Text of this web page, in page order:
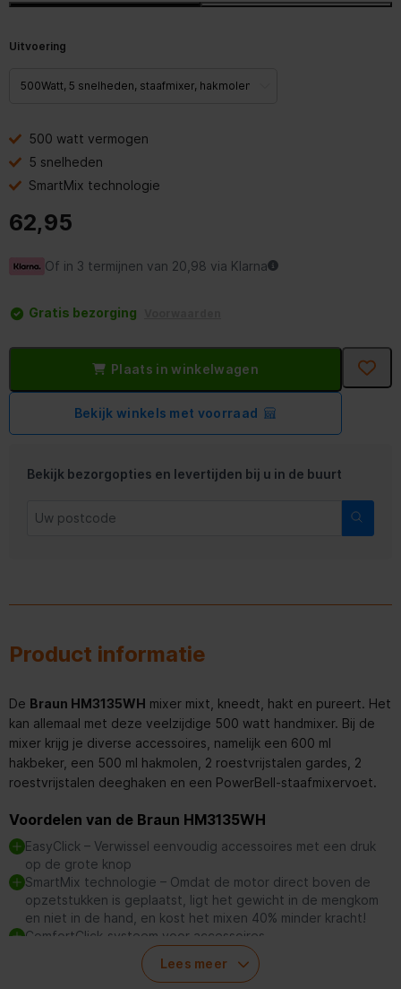
Uitvoering
500 watt vermogen
5 snelheden
SmartMix technologie
62,95
Of in 3 termijnen van 20,98 via Klarna
Gratis bezorging
Plaats in winkelwagen
Bekijk winkels met voorraad
Bekijk bezorgopties en levertijden bij u in de buurt
Product informatie
De Braun HM3135WH mixer mixt, kneedt, hakt en pureert. Het
kan allemaal met deze veelzijdige 500 watt handmixer. Bij de
mixer krijg je diverse accessoires, namelijk een 600 ml
hakbeker, een 500 ml hakmolen, 2 roestvrijstalen gardes, 2
roestvrijstalen deeghaken en een PowerBell-staafmixervoet.
Voordelen van de Braun HM3135WH
EasyClick – Verwissel eenvoudig accessoires met een druk
op de grote knop
SmartMix technologie – Omdat de motor direct boven de
opzetstukken is geplaatst, ligt het gewicht in de mengkom
en niet in de hand, en kost het mixen 40% minder kracht!
ComfortClick-systeem voor accessoires
Lees meer